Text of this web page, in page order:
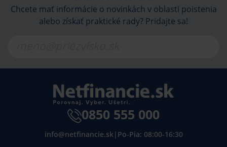
Chcete mať informácie o novinkách v oblasti poistenia
alebo získať praktické rady? Pridajte sa!
0850 555 000
info@netfinancie.sk| Po-Pia: 08:00-16:30